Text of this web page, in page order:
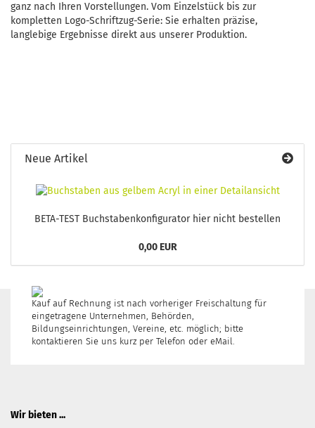
ganz nach Ihren Vorstellungen. Vom Einzelstück bis zur
kompletten Logo-Schriftzug-Serie: Sie erhalten präzise,
langlebige Ergebnisse direkt aus unserer Produktion.
Neue Artikel
BETA-TEST Buchstabenkonfigurator hier nicht bestellen
0,00 EUR
Kauf auf Rechnung ist nach vorheriger Freischaltung für
eingetragene Unternehmen, Behörden,
Bildungseinrichtungen, Vereine, etc. möglich; bitte
kontaktieren Sie uns kurz per Telefon oder eMail.
Wir bieten ...